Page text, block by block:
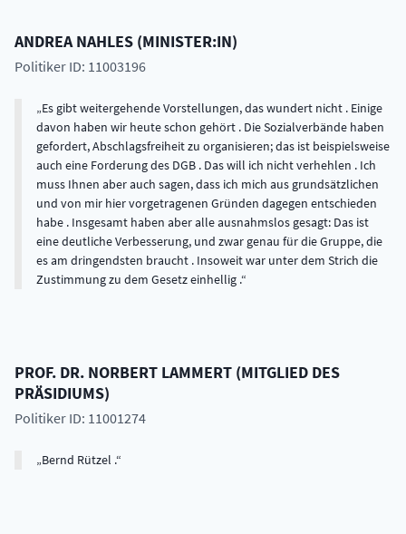
ANDREA NAHLES (MINISTER:IN)
Politiker ID: 11003196
Es gibt weitergehende Vorstellungen, das wundert nicht . Einige
davon haben wir heute schon gehört . Die Sozialverbände haben
gefordert, Abschlagsfreiheit zu organisieren; das ist beispielsweise
auch eine Forderung des DGB . Das will ich nicht verhehlen . Ich
muss Ihnen aber auch sagen, dass ich mich aus grundsätzlichen
und von mir hier vorgetragenen Gründen dagegen entschieden
habe . Insgesamt haben aber alle ausnahmslos gesagt: Das ist
eine deutliche Verbesserung, und zwar genau für die Gruppe, die
es am dringendsten braucht . Insoweit war unter dem Strich die
Zustimmung zu dem Gesetz einhellig .
PROF. DR. NORBERT LAMMERT (MITGLIED DES
PRÄSIDIUMS)
Politiker ID: 11001274
Bernd Rützel .